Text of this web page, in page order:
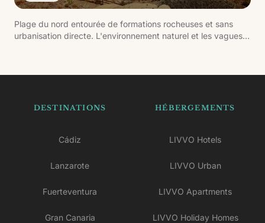
Plage du nord entourée de formations rocheuses et sans
urbanisation directe. L'environnement naturel et les vagues
DESTINATIONS
Cádiz
Lanzarote
Fuerteventura
Gran Canaria
HÉBERGEMENTS
LIVVO Hotels
LIVVO Urban
LIVVO Apartments
LIVVO Holiday Homes